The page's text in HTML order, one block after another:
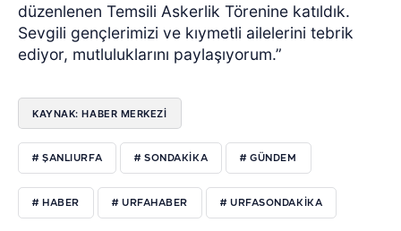
düzenlenen Temsili Askerlik Törenine katıldık.
Sevgili gençlerimizi ve kıymetli ailelerini tebrik
ediyor, mutluluklarını paylaşıyorum.”
KAYNAK: HABER MERKEZİ
# ŞANLIURFA # SONDAKIKA # GÜNDEM
# HABER # URFAHABER # URFASONDAKIKA